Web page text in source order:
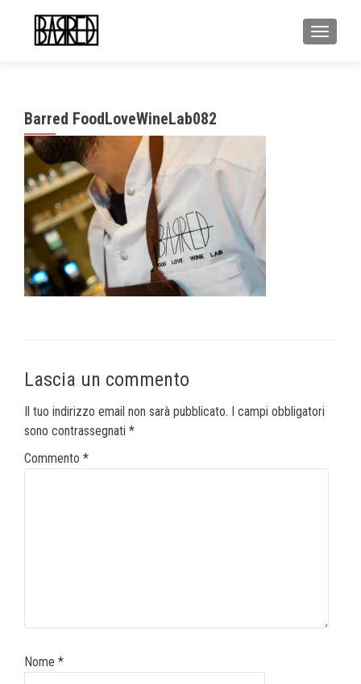
Barred FoodLoveWineLab082
Lascia un commento
Il tuo indirizzo email non sarà pubblicato. I campi obbligatori
sono contrassegnati *
Commento *
Nome *